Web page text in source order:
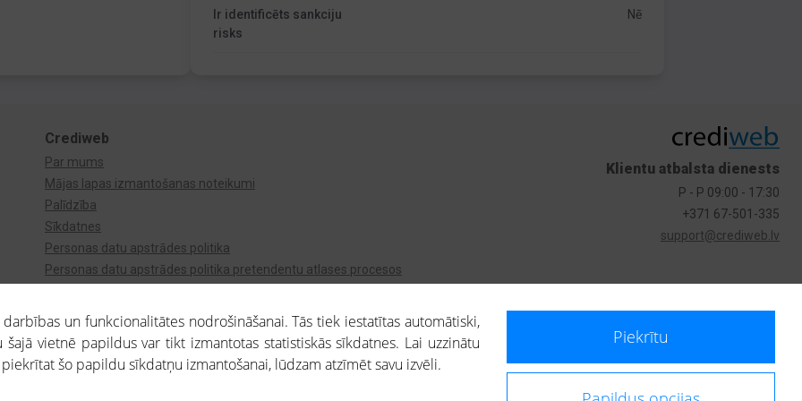
Ir identificēts sankciju
risks
Nē
Crediweb
Par mums
Mājas lapas izmantošanas noteikumi
Palīdzība
Sīkdatnes
Personas datu apstrādes politika
Personas datu apstrādes politika pretendentu atlases procesos
Klientu atbalsta dienests
P - P 09:00 - 17:30
+371 67-501-335
support@crediweb.lv
un funkcionalitātes nodrošināšanai. Tās tiek iestatītas automātiski,
vietnē papildus var tikt izmantotas statistiskās sīkdatnes. Lai uzzinātu
piekrītat šo papildu sīkdatņu izmantošanai, lūdzam atzīmēt savu izvēli.
Piekrītu